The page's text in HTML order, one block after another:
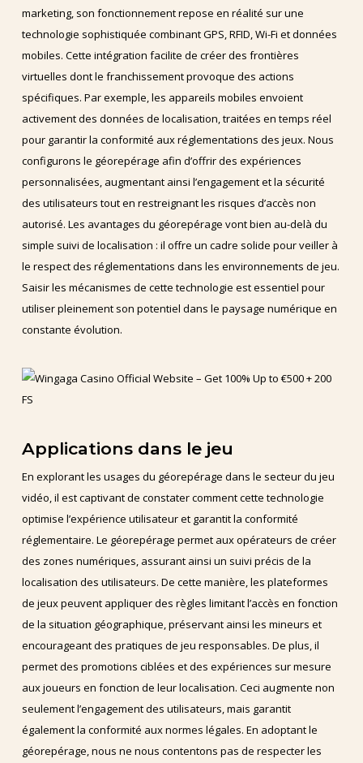
marketing, son fonctionnement repose en réalité sur une
technologie sophistiquée combinant GPS, RFID, Wi-Fi et données
mobiles. Cette intégration facilite de créer des frontières
virtuelles dont le franchissement provoque des actions
spécifiques. Par exemple, les appareils mobiles envoient
activement des données de localisation, traitées en temps réel
pour garantir la conformité aux réglementations des jeux. Nous
configurons le géorepérage afin d’offrir des expériences
personnalisées, augmentant ainsi l’engagement et la sécurité
des utilisateurs tout en restreignant les risques d’accès non
autorisé. Les avantages du géorepérage vont bien au-delà du
simple suivi de localisation : il offre un cadre solide pour veiller à
le respect des réglementations dans les environnements de jeu.
Saisir les mécanismes de cette technologie est essentiel pour
utiliser pleinement son potentiel dans le paysage numérique en
constante évolution.
Applications dans le jeu
En explorant les usages du géorepérage dans le secteur du jeu
vidéo, il est captivant de constater comment cette technologie
optimise l’expérience utilisateur et garantit la conformité
réglementaire. Le géorepérage permet aux opérateurs de créer
des zones numériques, assurant ainsi un suivi précis de la
localisation des utilisateurs. De cette manière, les plateformes
de jeux peuvent appliquer des règles limitant l’accès en fonction
de la situation géographique, préservant ainsi les mineurs et
encourageant des pratiques de jeu responsables. De plus, il
permet des promotions ciblées et des expériences sur mesure
aux joueurs en fonction de leur localisation. Ceci augmente non
seulement l’engagement des utilisateurs, mais garantit
également la conformité aux normes légales. En adoptant le
géorepérage, nous ne nous contentons pas de respecter les